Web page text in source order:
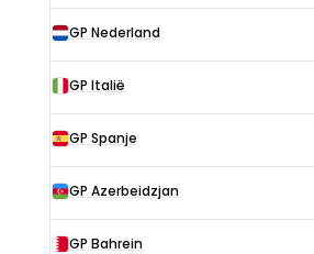
kalender
2026GP Nederland
GP Italië
GP Spanje
GP Azerbeidzjan
GP Bahrein